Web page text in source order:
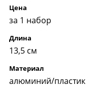
Цена
за 1 набор
Длина
13,5 см
Материал
алюминий/пластик